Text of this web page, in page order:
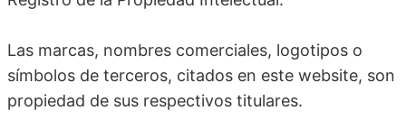
Las marcas, nombres comerciales, logotipos o
símbolos de terceros, citados en este website, son
propiedad de sus respectivos titulares.